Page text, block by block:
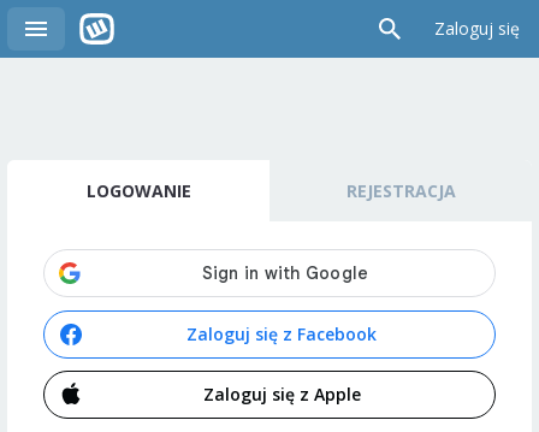
Zaloguj się
LOGOWANIE REJESTRACJA
Zaloguj się z Facebook
Zaloguj się z Apple